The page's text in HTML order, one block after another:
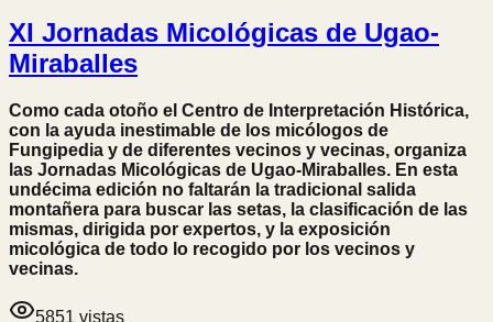
XI Jornadas Micológicas de Ugao-
Miraballes
Como cada otoño el Centro de Interpretación Histórica,
con la ayuda inestimable de los micólogos de
Fungipedia y de diferentes vecinos y vecinas, organiza
las Jornadas Micológicas de Ugao-Miraballes. En esta
undécima edición no faltarán la tradicional salida
montañera para buscar las setas, la clasificación de las
mismas, dirigida por expertos, y la exposición
micológica de todo lo recogido por los vecinos y
vecinas.
5851 vistas